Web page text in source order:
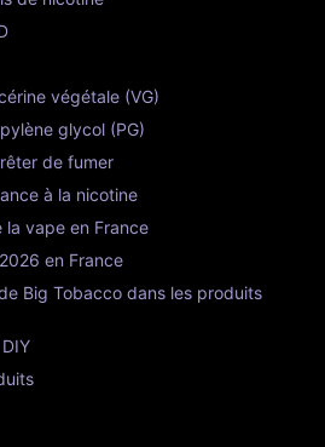
végétale (VG)
glycol (PG)
de fumer
à la nicotine
la vape en France
en France
Big Tobacco dans les produits